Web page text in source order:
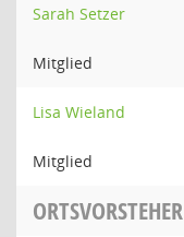
Sarah Setzer
Mitglied
Lisa Wieland
Mitglied
ORTSVORSTEHER